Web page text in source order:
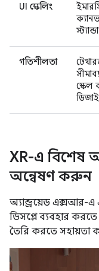
UI স্কেলিং
গতিশীলতা
স্কেল
XR-এ বিশেষ
অন্বেষণ করুন
অ্যান্ড্রয়েড এক্সআর-
ডিসপ্লে ব্যবহার
তৈরি করতে সহায়তা